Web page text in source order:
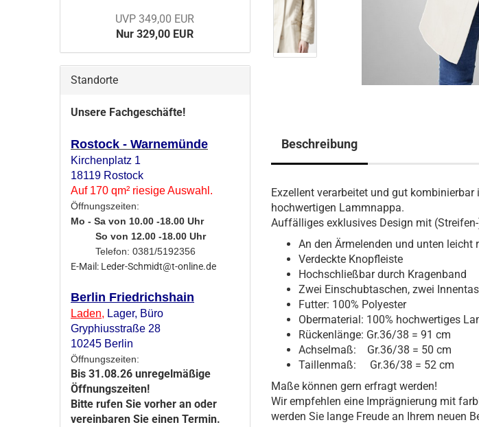
Beschreibung
Exzellent verarbeitet und gut
hochwertigen Lammnappa.
Auffälliges exklusives Design mit
An den Ärmelenden und unten leicht
Verdeckte Knopfleiste
Hochschließbar durch Kragenband
Zwei Einschubtaschen, zwei
Futter: 100% Polyester
Obermaterial: 100% hochwertiges
Rückenlänge: Gr.36/38 = 91 cm
Achselmaß: Gr.36/38 = 50 cm
Taillenmaß: Gr.36/38 = 52 cm
Maße können gern erfragt werden!
Wir empfehlen eine Imprägnierung mit
werden Sie lange Freude an Ihrem neuen
UVP 349,00 EUR
Nur 329,00 EUR
Standorte
Unsere Fachgeschäfte!
Rostock - Warnemünde
Kirchenplatz 1
18119 Rostock
Auf 170 qm² riesige Auswahl.
Öffnungszeiten:
Mo - Sa von 10.00 -18.00 Uhr
So von 12.00 -18.00 Uhr
Telefon: 0381/5192356
E-Mail: Leder-Schmidt@t-online.de
Berlin Friedrichshain
Laden, Lager, Büro
Gryphiusstraße 28
10245 Berlin
Öffnungszeiten:
Bis 31.08.26 unregelmäßige
Öffnungszeiten!
Bitte rufen Sie vorher an oder
vereinbaren Sie einen Termin.